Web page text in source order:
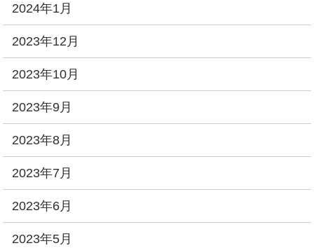
2024年1月
2023年12月
2023年10月
2023年9月
2023年8月
2023年7月
2023年6月
2023年5月